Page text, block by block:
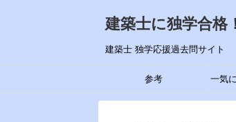
建築士に独学合格
建築士 独学応援過去問サイト
参考 一気